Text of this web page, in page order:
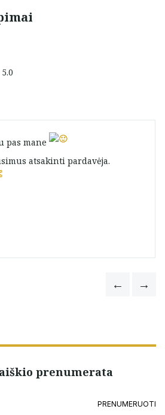
pas mane
atsakinti pardavėja.
prenumerata
PRENUMERUOTI